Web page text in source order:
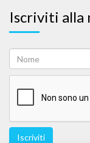
Iscriviti alla
Iscriviti